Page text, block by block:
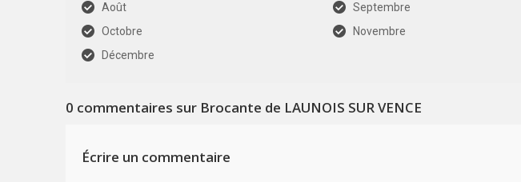
Août
Septembre
Octobre
Novembre
Décembre
0 commentaires sur Brocante de LAUNOIS SUR VENCE
Écrire un commentaire